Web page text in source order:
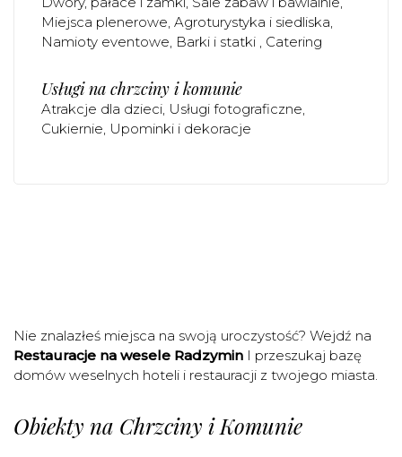
Miejsca plenerowe Agroturystyka i siedliska
Namioty eventowe Barki i statki Catering
Usługi na chrzciny i komunie
Atrakcje dla dzieci Usługi fotograficzne
Cukiernie Upominki i dekoracje
Nie znalazłeś miejsca na swoją uroczystość? Wejdź na
Restauracje na wesele Radzymin I przeszukaj bazę
domów weselnych hoteli i restauracji z twojego miasta.
Obiekty na Chrzciny i Komunie